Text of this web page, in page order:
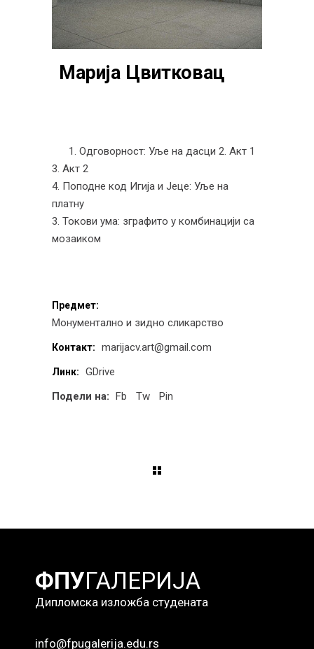
Марија Цвитковац
1. Одговорност: Уље на дасци 2. Акт 1
3. Акт 2
4. Поподне код Игија и Јеце: Уље на
платну
3. Токови ума: зграфито у комбинацији са
мозаиком
Предмет:
Монументално и зидно сликарство
Контакт: marijacv.art@gmail.com
Линк:
GDrive
Подели на:
Fb Tw Pin
ФПУГАЛЕРИЈА
Дипломска изложба студената
info@fpugalerija.edu.rs